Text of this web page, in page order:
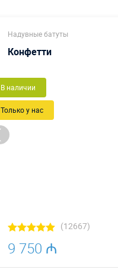
Надувные батуты
Конфетти
Новый
Только у нас
В наличии
(12667)
9 750 ₼